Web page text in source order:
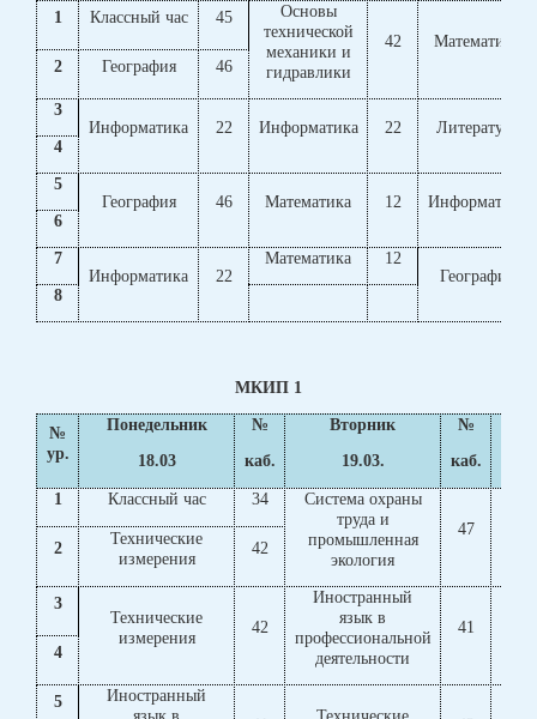
1 Классный час 45
Основы
технической
механики и
гидравлики
42
Математика
2
География 46
3
Информатика
22 Информатика 22
Литература
4
5
География
46 Математика 12
Информатика
6
7
Информатика
22
Математика
12
География
8
МКИП 1
№
ур.
Понедельник
18.03
№
каб.
Вторник
19.03.
№
каб.
1
Классный час 34
Система охраны
труда и
промышленная
экология
47
2
Технические
измерения
42
3
Технические
измерения
42
Иностранный
язык в
профессиональной
деятельности
41
4
5
Иностранный